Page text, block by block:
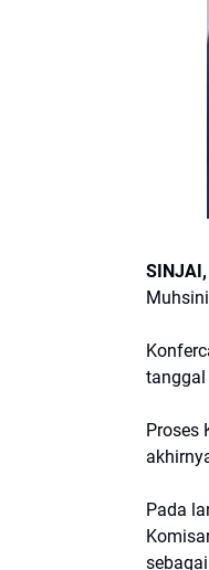
tanggal
Proses
Pada